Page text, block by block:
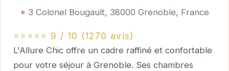
3 Colonel Bougault, 38000 Grenoble, France
⭐⭐⭐⭐⭐ 9 / 10 (1270 avis)
L'Allure Chic offre un cadre raffiné et confortable
pour votre séjour à Grenoble. Ses chambres